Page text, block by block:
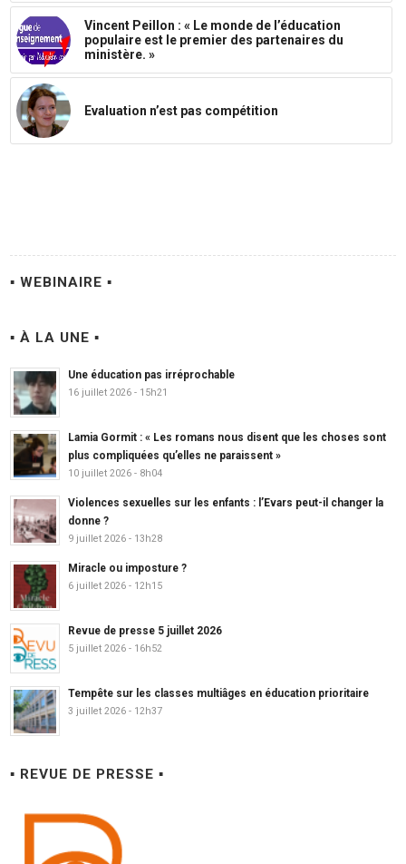
Vincent Peillon : « Le monde de l’éducation
populaire est le premier des partenaires du
ministère. »
Evaluation n’est pas compétition
▪ WEBINAIRE ▪
▪ À LA UNE ▪
Une éducation pas irréprochable
16 juillet 2026 - 15h21
Lamia Gormit : « Les romans nous disent que les choses sont
plus compliquées qu’elles ne paraissent »
10 juillet 2026 - 8h04
Violences sexuelles sur les enfants : l’Evars peut-il changer la
donne ?
9 juillet 2026 - 13h28
Miracle ou imposture ?
6 juillet 2026 - 12h15
Revue de presse 5 juillet 2026
5 juillet 2026 - 16h52
Tempête sur les classes multiâges en éducation prioritaire
3 juillet 2026 - 12h37
▪ REVUE DE PRESSE ▪